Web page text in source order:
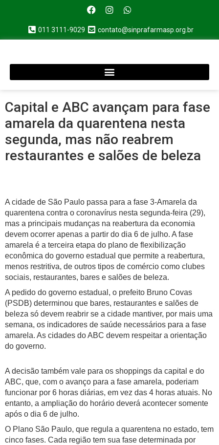
011 3111-9029 contato@sinprafarmasp.org.br
Capital e ABC avançam para fase
amarela da quarentena nesta
segunda, mas não reabrem
restaurantes e salões de beleza
A cidade de São Paulo passa para a fase 3-Amarela da
quarentena contra o coronavírus nesta segunda-feira (29),
mas a principais mudanças na reabertura da economia
devem ocorrer apenas a partir do dia 6 de julho. A fase
amarela é a terceira etapa do plano de flexibilização
econômica do governo estadual que permite a reabertura,
menos restritiva, de outros tipos de comércio como clubes
sociais, restaurantes, bares e salões de beleza.
A pedido do governo estadual, o prefeito Bruno Covas
(PSDB) determinou que bares, restaurantes e salões de
beleza só devem reabrir se a cidade mantiver, por mais uma
semana, os indicadores de saúde necessários para a fase
amarela. As cidades do ABC devem respeitar a orientação
do governo.
A decisão também vale para os shoppings da capital e do
ABC, que, com o avanço para a fase amarela, poderiam
funcionar por 6 horas diárias, em vez das 4 horas atuais. No
entanto, a ampliação do horário deverá acontecer somente
após o dia 6 de julho.
O Plano São Paulo, que regula a quarentena no estado, tem
cinco fases. Cada região tem sua fase determinada por